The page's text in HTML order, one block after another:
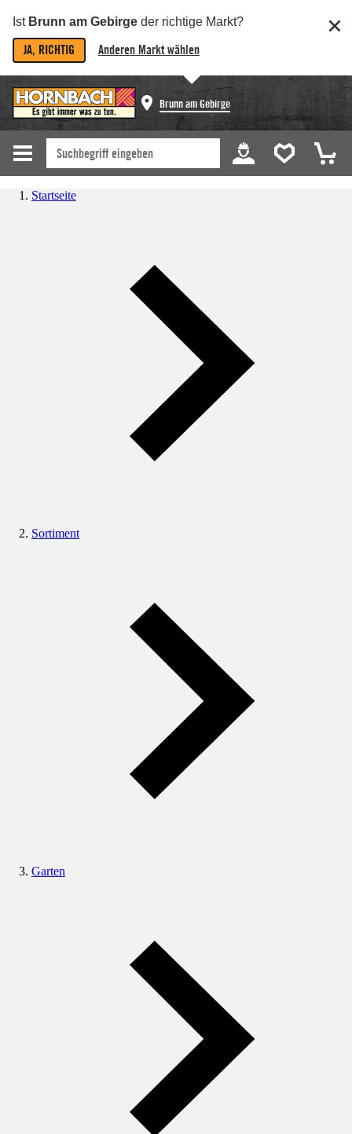
Ist Brunn am Gebirge der richtige Markt?
JA, RICHTIG Anderen Markt wählen
Brunn am Gebirge
Startseite
Sortiment
Garten